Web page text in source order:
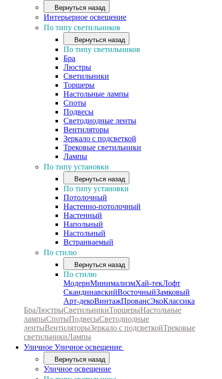
Вернуться назад
Интерьерное освещение
По типу светильников
Вернуться назад
По типу светильников
Бра
Люстры
Светильники
Торшеры
Настольные лампы
Споты
Подвесы
Светодиодные ленты
Вентиляторы
Зеркало с подсветкой
Трековые светильники
Лампы
По типу установки
Вернуться назад
По типу установки
Потолочный
Настенно-потолочный
Настенный
Напольный
Настольный
Встраиваемый
По стилю
Вернуться назад
По стилю
МодернМинимализмХай-текЛофт
СкандинавскийВосточныйЗамковый
Арт-декоВинтажПровансЭкоКлассика
БраЛюстрыСветильникиТоршерыНастольные
лампыСпотыПодвесыСветодиодные
лентыВентиляторыЗеркало с подсветкойТрековые
светильникиЛампы
Уличное Уличное освещение
Вернуться назад
Уличное освещение